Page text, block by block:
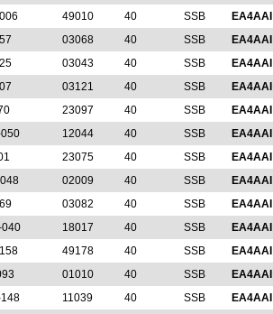
49010 40 SSB EA4AAI
03068 40 SSB EA4AAI
03043 40 SSB EA4AAI
03121 40 SSB EA4AAI
23097 40 SSB EA4AAI
12044 40 SSB EA4AAI
23075 40 SSB EA4AAI
02009 40 SSB EA4AAI
03082 40 SSB EA4AAI
040 18017 40 SSB EA4AAI
49178 40 SSB EA4AAI
01010 40 SSB EA4AAI
11039 40 SSB EA4AAI